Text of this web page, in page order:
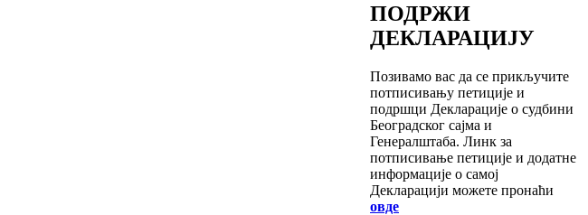
ПОДРЖИ
ДЕКЛАРАЦИЈУ
Позивамо вас да се прикључите
потписивању петиције и
подршци Декларације о судбини
Београдског сајма и
Генералштаба. Линк за
потписивање петиције и додатне
информације о самој
Декларацији можете пронаћи
овде